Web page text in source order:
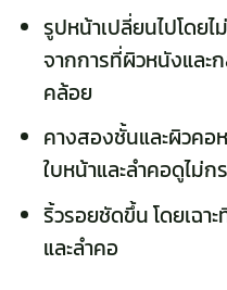
รูปหน้าเปลี่ยนไปโดย
จากการที่ผิวหนังและ
คล้อย
คางสองชั้นและผิวคอ
ใบหน้าและลำคอดูไม่ก
ริ้วรอยชัดขึ้น โดยเฉา
และลำคอ